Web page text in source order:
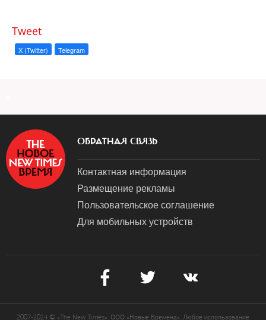
Tweet
X (Twitter) Telegram
ОБРАТНАЯ СВЯЗЬ
Контактная информация
Размещение рекламы
Пользовательское соглашение
Для мобильных устройств
2007-2024 © «The New Times». ООО «Новые Времена». Любое использование